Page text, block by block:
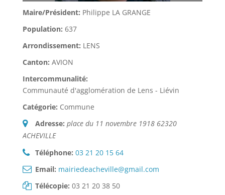
Maire/Président: Philippe LA GRANGE
Population: 637
Arrondissement: LENS
Canton: AVION
Intercommunalité:
Communauté d'agglomération de Lens - Liévin
Catégorie: Commune
Adresse: place du 11 novembre 1918 62320
ACHEVILLE
Téléphone: 03 21 20 15 64
Email: mairiedeacheville@gmail.com
Télécopie: 03 21 20 38 50